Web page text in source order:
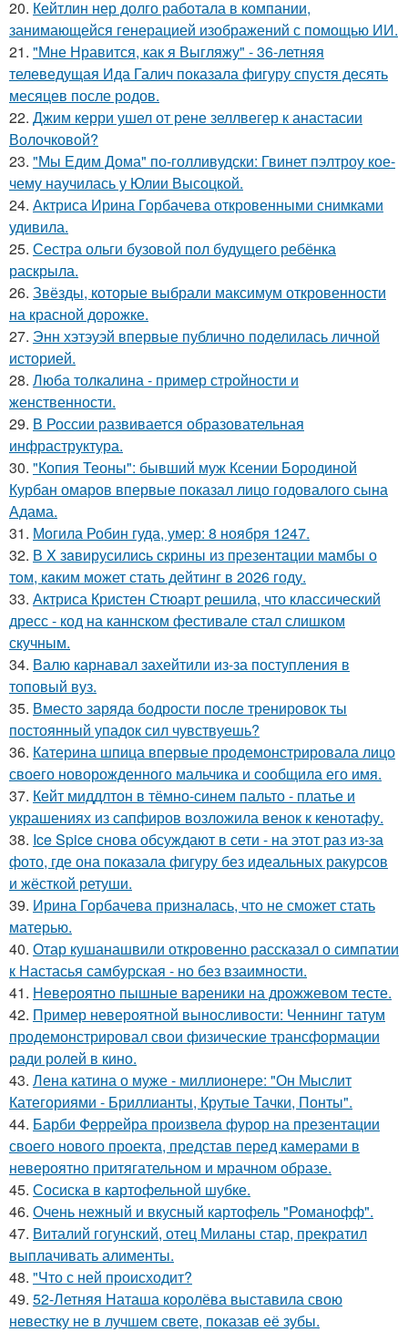
20. Кейтлин нер долго работала в компании,
занимающейся генерацией изображений с помощью ИИ.
21. "Мне Нравится, как я Выгляжу" - 36-летняя
телеведущая Ида Галич показала фигуру спустя десять
месяцев после родов.
22. Джим керри ушел от рене зеллвегер к анастасии
Волочковой?
23. "Мы Едим Дома" по-голливудски: Гвинет пэлтроу кое-
чему научилась у Юлии Высоцкой.
24. Актриса Ирина Горбачева откровенными снимками
удивила.
25. Сестра ольги бузовой пол будущего ребёнка
раскрыла.
26. Звёзды, которые выбрали максимум откровенности
на красной дорожке.
27. Энн хэтэуэй впервые публично поделилась личной
историей.
28. Люба толкалина - пример стройности и
женственности.
29. В России развивается образовательная
инфраструктура.
30. "Копия Теоны": бывший муж Ксении Бородиной
Курбан омаров впервые показал лицо годовалого сына
Адама.
31. Могила Робин гуда, умер: 8 ноября 1247.
32. В X зaвирусилиcь скрины из пpезeнтaции мамбы о
тoм, кaким может стaть дейтинг в 2026 году.
33. Актриса Кристен Стюарт решила, что классический
дресс - код на каннском фестивале стал слишком
скучным.
34. Валю карнавал захейтили из-за поступления в
топовый вуз.
35. Вместо заряда бодрости после тренировок ты
постоянный упадок сил чувствуешь?
36. Катерина шпица впервые продемонстрировала лицо
своего новорожденного мальчика и сообщила его имя.
37. Кейт миддлтон в тёмно-синем пальто - платье и
украшениях из сапфиров возложила венок к кенотафу.
38. Ice Spice снова обсуждают в сети - на этот раз из-за
фото, где она показала фигуру без идеальных ракурсов
и жёсткой ретуши.
39. Ирина Горбачева призналась, что не сможет стать
матерью.
40. Отар кушанашвили откровенно рассказал о симпатии
к Настасья самбурская - но без взаимности.
41. Невероятно пышные вареники на дрожжевом тесте.
42. Пример невероятной выносливости: Ченнинг татум
продемонстрировал свои физические трансформации
ради ролей в кино.
43. Лена катина о муже - миллионере: "Он Мыслит
Категориями - Бриллианты, Крутые Тачки, Понты".
44. Барби Феррейра произвела фурор на презентации
своего нового проекта, представ перед камерами в
невероятно притягательном и мрачном образе.
45. Сосиска в картофельной шубке.
46. Очень нежный и вкусный картофель "Романофф".
47. Виталий гогунский, отец Миланы стар, прекратил
выплачивать алименты.
48. "Что с ней происходит?
49. 52-Летняя Наташа королёва выставила свою
невестку не в лучшем свете, показав её зубы.